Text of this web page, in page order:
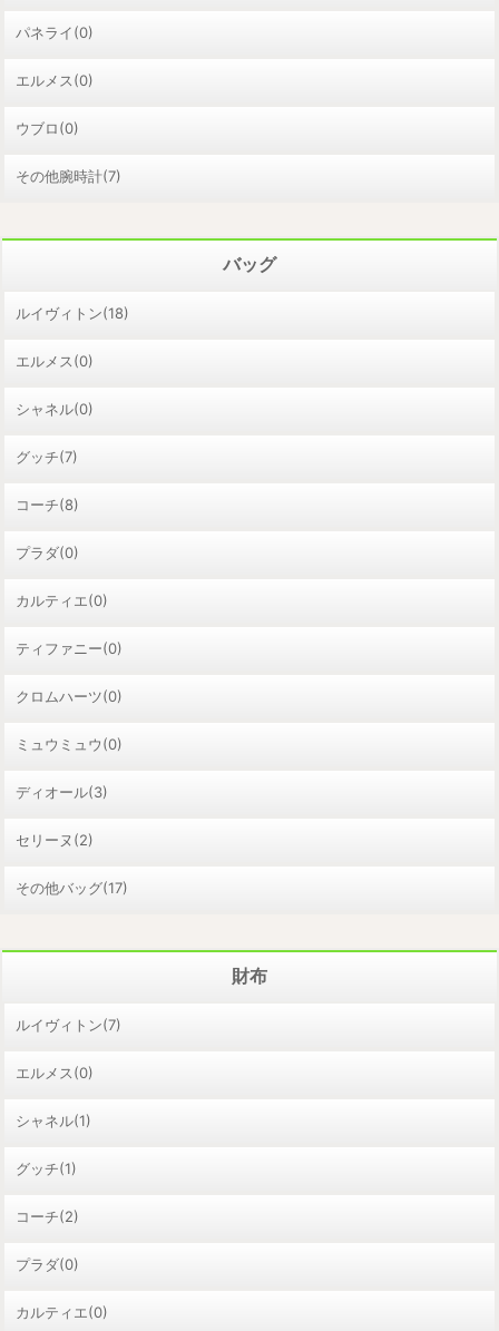
パネライ(0)
エルメス(0)
ウブロ(0)
その他腕時計(7)
バッグ
ルイヴィトン(18)
エルメス(0)
シャネル(0)
グッチ(7)
コーチ(8)
プラダ(0)
カルティエ(0)
ティファニー(0)
クロムハーツ(0)
ミュウミュウ(0)
ディオール(3)
セリーヌ(2)
その他バッグ(17)
財布
ルイヴィトン(7)
エルメス(0)
シャネル(1)
グッチ(1)
コーチ(2)
プラダ(0)
カルティエ(0)